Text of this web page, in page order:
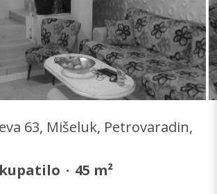
63, Mišeluk, Petrovaradin,
kupatilo · 45 m²